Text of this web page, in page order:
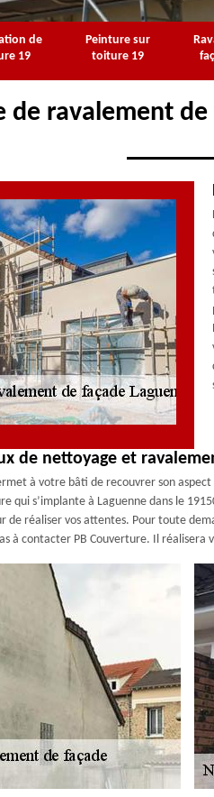
de
19
Peinture sur
toiture 19
de ravalement
de nettoyage et
à votre bâti de recouvrer son
qui s’implante à Laguenne dans le
de réaliser vos attentes. Pour toute
à contacter PB Couverture. Il réalisera